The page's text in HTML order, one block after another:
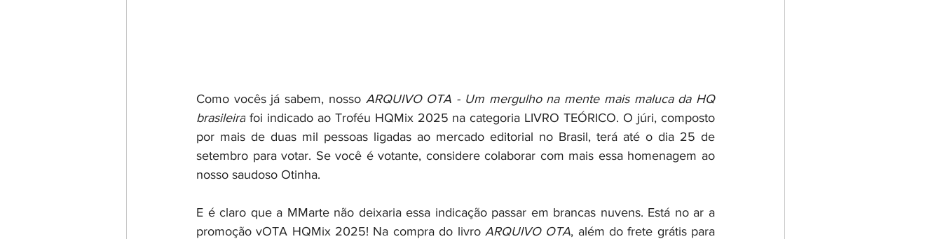
Como vocês já sabem, nosso ARQUIVO OTA - Um mergulho na mente mais maluca da HQ
brasileira foi indicado ao Troféu HQMix 2025 na categoria LIVRO TEÓRICO. O júri, composto
por mais de duas mil pessoas ligadas ao mercado editorial no Brasil, terá até o dia 25 de
setembro para votar. Se você é votante, considere colaborar com mais essa homenagem ao
nosso saudoso Otinha.
E é claro que a MMarte não deixaria essa indicação passar em brancas nuvens. Está no ar a
promoção vOTA HQMix 2025! Na compra do livro ARQUIVO OTA, além do frete grátis para